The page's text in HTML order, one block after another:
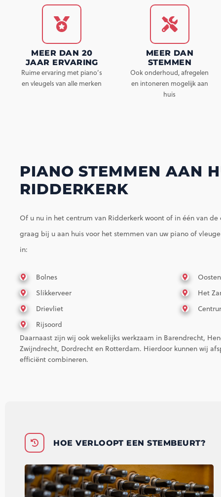
MEER DAN 20
JAAR ERVARING
Ruime ervaring met piano’s
en vleugels van alle merken
MEER DAN
STEMMEN
Ook onderhoud, afregelen
en intoneren mogelijk aan
huis
PIANO STEMMEN AAN
RIDDERKERK
Of u nu in het centrum van Ridderkerk woont of in één van
graag bij u aan huis voor het stemmen van uw piano of
in:
Bolnes
Slikkerveer
Drievliet
Rijsoord
Het
Daarnaast zijn wij ook wekelijks werkzaam in Barendrecht,
Zwijndrecht, Dordrecht en Rotterdam. Hierdoor kunnen wij
efficiënt combineren.
HOE VERLOOPT EEN STEMBEURT?